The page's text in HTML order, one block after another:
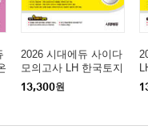
2026 시대에듀 사이다
모의고사 LH 한국토지
주택공사 기술직 NCS
+전공
13,300원